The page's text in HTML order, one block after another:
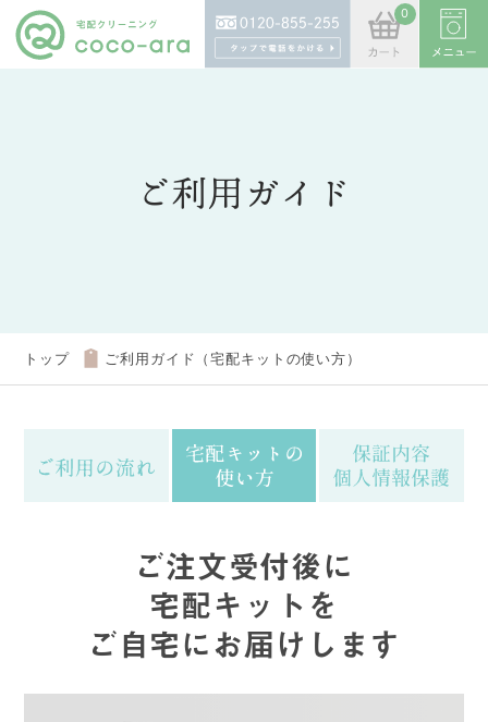
0
0
ご利用ガイド
トップ ご利用ガイド（宅配キットの使い方）
ご注文受付後に
宅配キットを
ご自宅にお届けします